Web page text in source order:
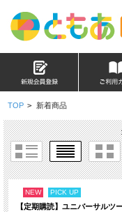
TOP > 新着商品
NEW PICK UP
【定期購読】ユニバーサルツ